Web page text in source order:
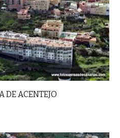
DE ACENTEJO